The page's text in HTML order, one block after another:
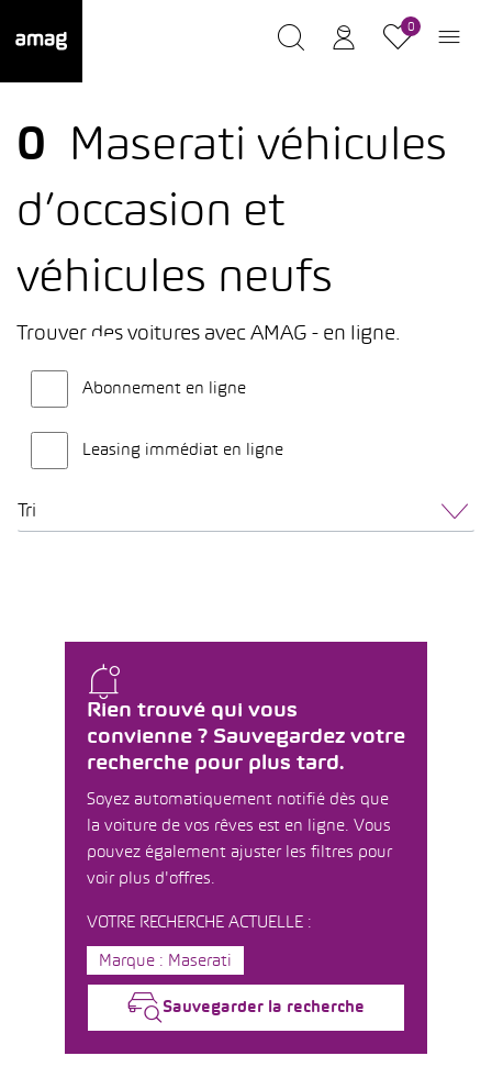
0
0
Maserati véhicules
d’occasion et
véhicules neufs
Trouver des voitures avec AMAG - en ligne.
Abonnement en ligne
Leasing immédiat en ligne
Tri
Rien trouvé qui vous
convienne ? Sauvegardez votre
recherche pour plus tard.
Soyez automatiquement notifié dès que
la voiture de vos rêves est en ligne. Vous
pouvez également ajuster les filtres pour
voir plus d'offres.
VOTRE RECHERCHE ACTUELLE :
Marque : Maserati
Sauvegarder la recherche